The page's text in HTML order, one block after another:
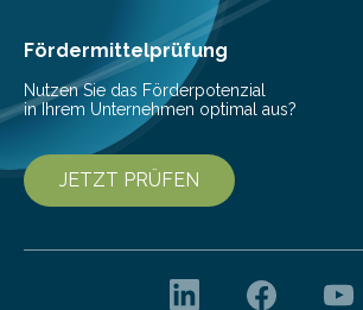
Fördermittelprüfung
Nutzen Sie das Förderpotenzial
in Ihrem Unternehmen optimal aus?
JETZT PRÜFEN